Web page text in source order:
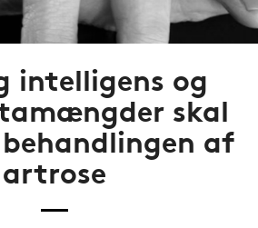
intelligens og
skal
af
artrose